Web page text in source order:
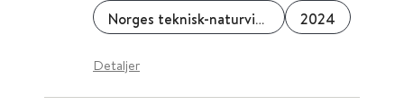
Norges teknisk-naturvitenskaplige universitet (NTNU) 2024
Detaljer